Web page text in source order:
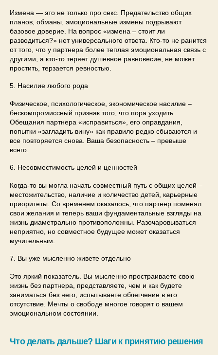
Измена — это не только про секс. Предательство общих
планов, обманы, эмоциональные измены подрывают
базовое доверие. На вопрос «измена – стоит ли
разводиться?» нет универсального ответа. Кто-то не ранится
от того, что у партнера более теплая эмоциональная связь с
другими, а кто-то теряет душевное равновесие, не может
простить, терзается ревностью.
5. Насилие любого рода
Физическое, психологическое, экономическое насилие –
бескомпромиссный признак того, что пора уходить.
Обещания партнера «исправиться», его оправдания,
попытки «загладить вину» как правило редко сбываются и
все повторяется снова. Ваша безопасность – превыше
всего.
6. Несовместимость целей и ценностей
Когда-то вы могла начать совместный путь с общих целей –
местожительство, наличие и количество детей, карьерные
приоритеты. Со временем оказалось, что партнер поменял
свои желания и теперь ваши фундаментальные взгляды на
жизнь диаметрально противоположны. Разочаровываться
неприятно, но совместное будущее может оказаться
мучительным.
7. Вы уже мысленно живете отдельно
Это яркий показатель. Вы мысленно простраиваете свою
жизнь без партнера, представляете, чем и как будете
заниматься без него, испытываете облегчение в его
отсутствие. Мечты о свободе многое говорят о вашем
эмоциональном состоянии.
Что делать дальше? Шаги к принятию решения